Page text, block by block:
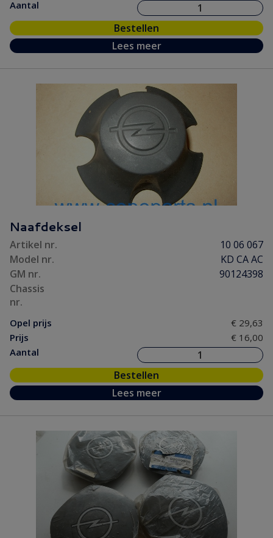
Aantal
Bestellen
Lees meer
Naafdeksel
Artikel nr.
10 06 067
Model nr.
KD CA AC
GM nr.
90124398
Chassis
nr.
Opel prijs
€ 29,63
Prijs
€ 16,00
Aantal
Bestellen
Lees meer